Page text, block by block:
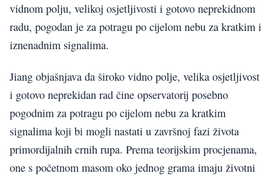
vidnom polju, velikoj osjetljivosti i gotovo neprekidnom
radu, pogodan je za potragu po cijelom nebu za kratkim i
iznenadnim signalima.
Jiang objašnjava da široko vidno polje, velika osjetljivost
i gotovo neprekidan rad čine opservatorij posebno
pogodnim za potragu po cijelom nebu za kratkim
signalima koji bi mogli nastati u završnoj fazi života
primordijalnih crnih rupa. Prema teorijskim procjenama,
one s početnom masom oko jednog grama imaju životni